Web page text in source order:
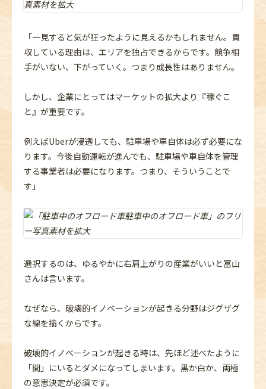
「一見すると気が狂ったように見えるかもしれません。買
収している理由は、エリアを独占できるからです。競争相
手がいない、下がっていく。つまり成長性はありません。
しかし、企業にとってはマーケットの拡大より『稼ぐこ
と』が重要です。
例えばUberが浸透しても、駐車場や車自体は必ず必要にな
ります。今後自動運転が進んでも、駐車場や車自体を管理
する事業者は必要になります。つまり、そういうことで
す」
選択するのは、ゆるやかに右肩上がりの産業がいいと冨山
さんは言います。
なぜなら、破壊的イノベーションが起きる分野はジグザグ
な線を描くからです。
破壊的イノベーションが起きる時は、先ほど述べたように
「間」にいるとダメになってしまいます。黒か白か、両極
の意思決定が必須です。